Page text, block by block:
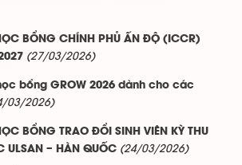
BỔNG CHÍNH PHỦ ẤN ĐỘ (ICCR)
(27/03/2026)
bổng GROW 2026 dành cho các
03/2026)
BỔNG TRAO ĐỔI SINH VIÊN KỲ THU
ULSAN – HÀN QUỐC (24/03/2026)